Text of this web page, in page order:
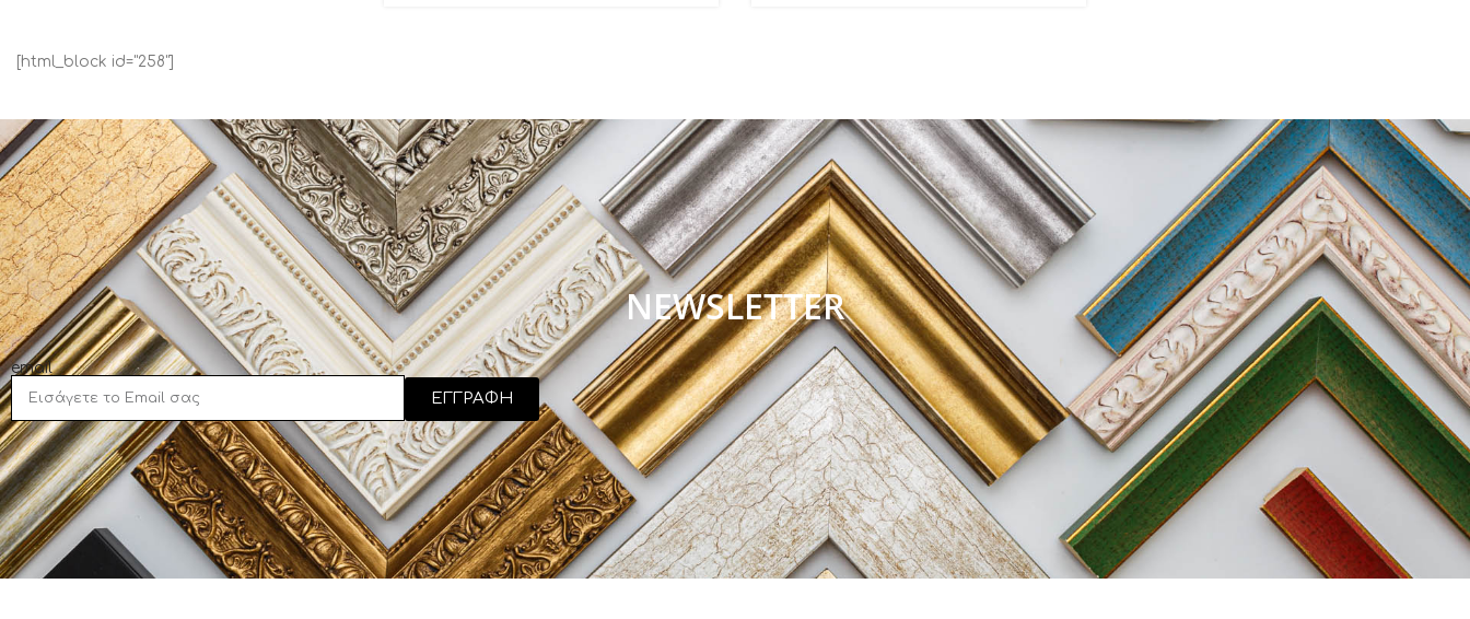
[html_block id="258"]
NEWSLETTER
email
ΕΓΓΡΑΦΗ